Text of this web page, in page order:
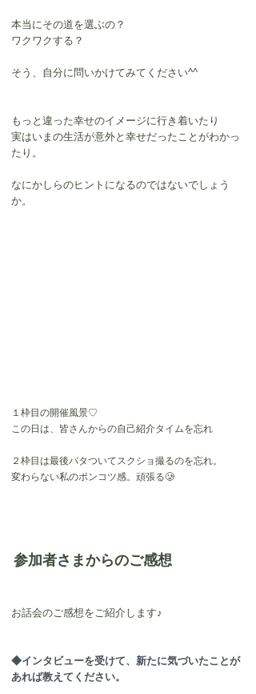
本当にその道を選ぶの？
ワクワクする？
そう、自分に問いかけてみてください^^
もっと違った幸せのイメージに行き着いたり
実はいまの生活が意外と幸せだったことがわかっ
たり。
なにかしらのヒントになるのではないでしょう
か。
１枠目の開催風景♡
この日は、皆さんからの自己紹介タイムを忘れ
２枠目は最後バタついてスクショ撮るのを忘れ。
変わらない私のポンコツ感。頑張る🥲
参加者さまからのご感想
お話会のご感想をご紹介します♪
◆インタビューを受けて、新たに気づいたことが
あれば教えてください。